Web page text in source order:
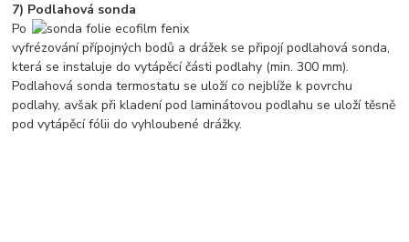
7) Podlahová sonda
Po
vyfrézování přípojných bodů a drážek se připojí podlahová sonda,
která se instaluje do vytápěcí části podlahy (min. 300 mm).
Podlahová sonda termostatu se uloží co nejblíže k povrchu
podlahy, avšak při kladení pod laminátovou podlahu se uloží těsně
pod vytápěcí fólii do vyhloubené drážky.